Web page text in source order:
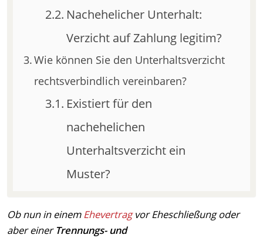
Nachehelicher Unterhalt:
Verzicht auf Zahlung legitim?
Wie können Sie den Unterhaltsverzicht
rechtsverbindlich vereinbaren?
Existiert für den
nachehelichen
Unterhaltsverzicht ein
Muster?
Ob nun in einemEhevertragvor Eheschließung oder
aber einerTrennungs- und